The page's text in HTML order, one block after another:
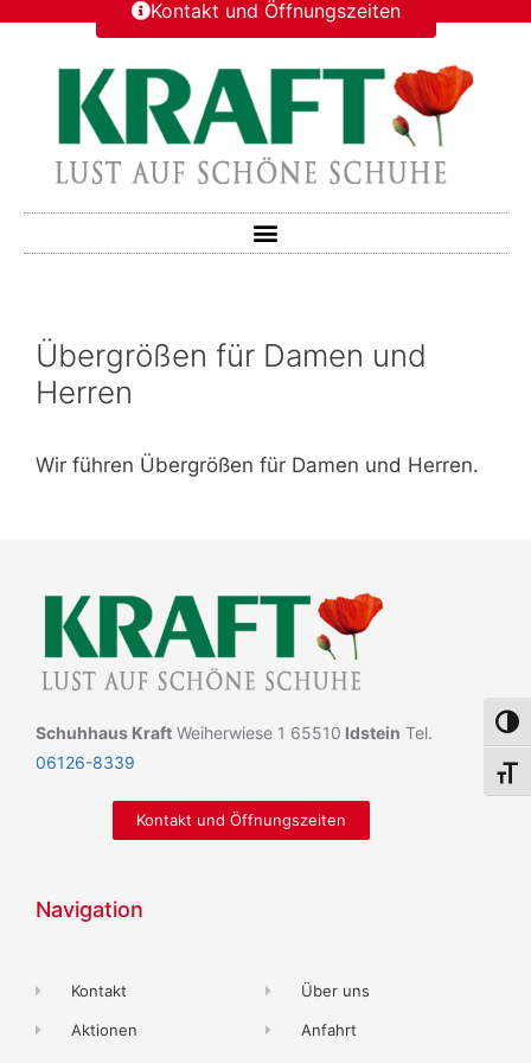
Kontakt und Öffnungszeiten
Übergrößen für Damen und
Herren
Wir führen Übergrößen für Damen und Herren.
Schuhhaus Kraft Weiherwiese 1 65510 Idstein Tel.
06126-8339
Kontakt und Öffnungszeiten
Navigation
Kontakt
Aktionen
Über uns
Anfahrt